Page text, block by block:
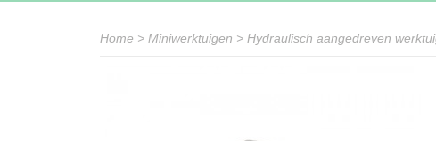
Home > Miniwerktuigen > Hydraulisch aangedreven